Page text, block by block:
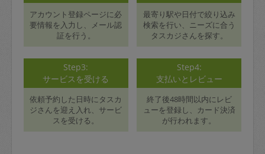
アカウント登録ページに必
要情報を入力し、メール認
証を行う。
最寄り駅や日付で絞り込み
検索を行い、ニーズに合う
タスカジさんを探す。
Step3:
サービスを受ける
依頼予約した日時にタスカ
ジさんを迎え入れ、サービ
スを受ける。
Step4:
支払いとレビュー
終了後48時間以内にレビ
ューを登録し、カード決済
が行われます。